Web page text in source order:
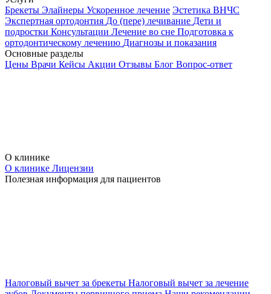
Брекеты Элайнеры Ускоренное лечение Эстетика ВНЧС
Экспертная ортодонтия До (пере) лечивание Дети и
подростки Консультации Лечение во сне Подготовка к
ортодонтическому лечению Диагнозы и показания
Основные разделы
Цены Врачи Кейсы Акции Отзывы Блог Вопрос-ответ
О клинике
О клинике Лицензии
Полезная информация для пациентов
Налоговый вычет за брекеты Налоговый вычет за лечение